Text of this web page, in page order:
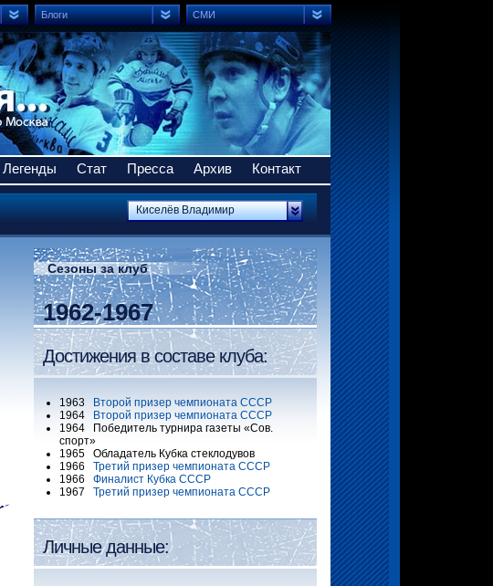
Блоги СМИ
Легенды Стат Пресса Архив Контакт
Киселёв Владимир
Сезоны за клуб
1962-1967
Достижения в составе клуба:
1963
Второй призер чемпионата СССР
1964
Второй призер чемпионата СССР
1964 Победитель турнира газеты «Сов.
спорт»
1965 Обладатель Кубка стеклодувов
1966 Третий призер чемпионата СССР
1966 Финалист Кубка СССР
1967 Третий призер чемпионата СССР
Личные данные: